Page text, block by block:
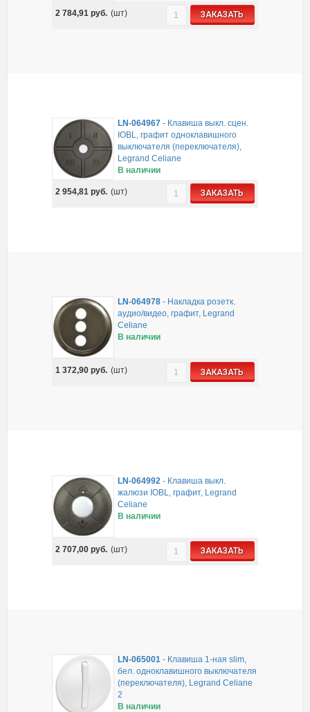
2 784,91руб. (шт) ЗАКАЗАТЬ
LN-064967 - Клавиша выкл. сцен.
IOBL, графит одноклавишного
выключателя (переключателя),
Legrand Celiane
В наличии
2 954,81руб. (шт) ЗАКАЗАТЬ
LN-064978 - Накладка розетк.
аудио/видео, графит, Legrand
Celiane
В наличии
1 372,90руб. (шт) ЗАКАЗАТЬ
LN-064992 - Клавиша выкл.
жалюзи IOBL, графит, Legrand
Celiane
В наличии
2 707,00руб. (шт) ЗАКАЗАТЬ
LN-065001 - Клавиша 1-ная slim,
бел. одноклавишного выключателя
(переключателя), Legrand Celiane
2
В наличии